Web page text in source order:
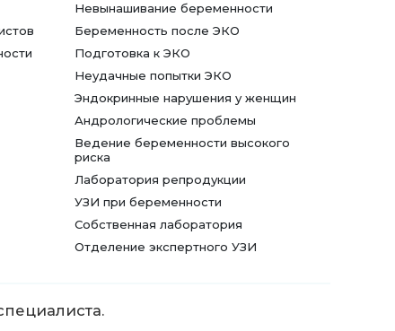
Невынашивание беременности
Беременность после ЭКО
Подготовка к ЭКО
Неудачные попытки ЭКО
Эндокринные нарушения у женщин
Андрологические проблемы
Ведение беременности высокого
риска
Лаборатория репродукции
УЗИ при беременности
Собственная лаборатория
Отделение экспертного УЗИ